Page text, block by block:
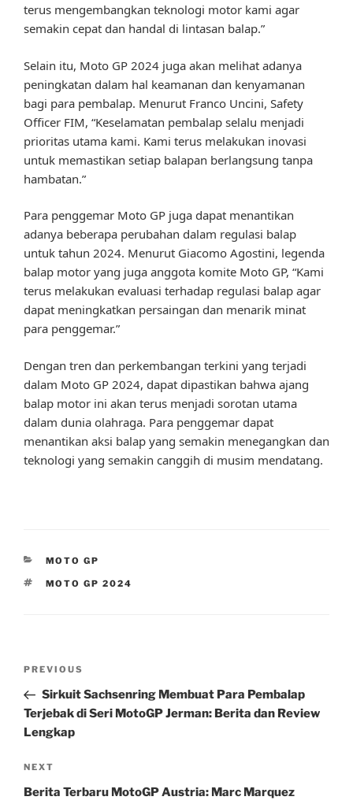
terus mengembangkan teknologi motor kami agar
semakin cepat dan handal di lintasan balap.”
Selain itu, Moto GP 2024 juga akan melihat adanya
peningkatan dalam hal keamanan dan kenyamanan
bagi para pembalap. Menurut Franco Uncini, Safety
Officer FIM, “Keselamatan pembalap selalu menjadi
prioritas utama kami. Kami terus melakukan inovasi
untuk memastikan setiap balapan berlangsung tanpa
hambatan.”
Para penggemar Moto GP juga dapat menantikan
adanya beberapa perubahan dalam regulasi balap
untuk tahun 2024. Menurut Giacomo Agostini, legenda
balap motor yang juga anggota komite Moto GP, “Kami
terus melakukan evaluasi terhadap regulasi balap agar
dapat meningkatkan persaingan dan menarik minat
para penggemar.”
Dengan tren dan perkembangan terkini yang terjadi
dalam Moto GP 2024, dapat dipastikan bahwa ajang
balap motor ini akan terus menjadi sorotan utama
dalam dunia olahraga. Para penggemar dapat
menantikan aksi balap yang semakin menegangkan dan
teknologi yang semakin canggih di musim mendatang.
CATEGORIES
MOTO GP
TAGS
MOTO GP 2024
Previous
Post
PREVIOUS
Sirkuit Sachsenring Membuat Para Pembalap
Terjebak di Seri MotoGP Jerman: Berita dan Review
Lengkap
Next
Post
NEXT
Berita Terbaru MotoGP Austria: Marc Marquez